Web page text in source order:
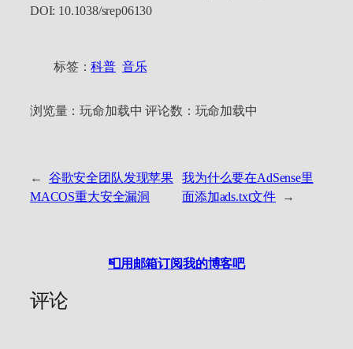
DOI: 10.1038/srep06130
标签：科普 音乐
浏览量：玩命加载中 评论数： 玩命加载中
←
谷歌安全团队发现苹果
MACOS重大安全漏洞
我为什么要在AdSense里
面添加ads.txt文件
→
📮用邮箱订阅我的博客吧
评论